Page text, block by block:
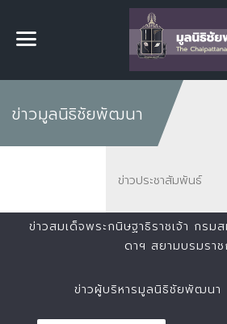
ข่าวมูลนิธิชัยพัฒนา
ข่าวประชาสัมพันธ์
ข่าวสมเด็จพระกนิษฐาธิราชเจ้า กรม
ดาฯ สยามบรมราช
ข่าวผู้บริหารมูลนิธิชัยพัฒนา